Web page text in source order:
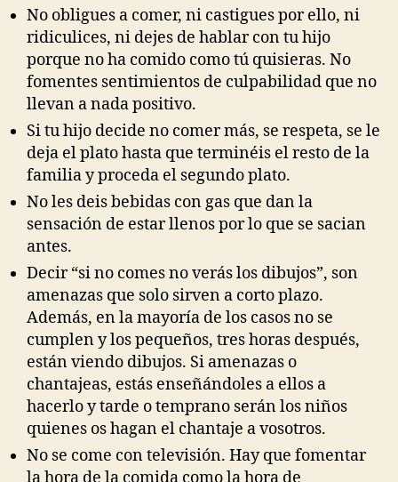
No obligues a comer, ni castigues por ello, ni
ridiculices, ni dejes de hablar con tu hijo
porque no ha comido como tú quisieras. No
fomentes sentimientos de culpabilidad que no
llevan a nada positivo.
Si tu hijo decide no comer más, se respeta, se le
deja el plato hasta que terminéis el resto de la
familia y proceda el segundo plato.
No les deis bebidas con gas que dan la
sensación de estar llenos por lo que se sacian
antes.
Decir “si no comes no verás los dibujos”, son
amenazas que solo sirven a corto plazo.
Además, en la mayoría de los casos no se
cumplen y los pequeños, tres horas después,
están viendo dibujos. Si amenazas o
chantajeas, estás enseñándoles a ellos a
hacerlo y tarde o temprano serán los niños
quienes os hagan el chantaje a vosotros.
No se come con televisión. Hay que fomentar
la hora de la comida como la hora de